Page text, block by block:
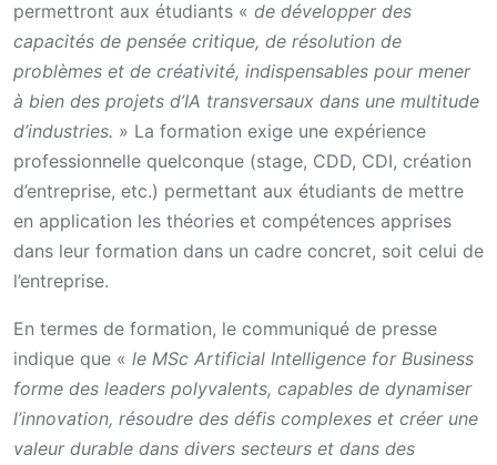
permettront aux étudiants « de développer des
capacités de pensée critique, de résolution de
problèmes et de créativité, indispensables pour mener
à bien des projets d’IA transversaux dans une multitude
d’industries. » La formation exige une expérience
professionnelle quelconque (stage, CDD, CDI, création
d’entreprise, etc.) permettant aux étudiants de mettre
en application les théories et compétences apprises
dans leur formation dans un cadre concret, soit celui de
l’entreprise.
En termes de formation, le communiqué de presse
indique que « le MSc Artificial Intelligence for Business
forme des leaders polyvalents, capables de dynamiser
l’innovation, résoudre des défis complexes et créer une
valeur durable dans divers secteurs et dans des